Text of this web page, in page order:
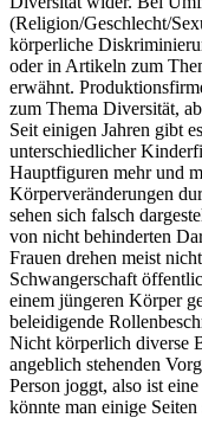
(Religion/Geschlecht/
körperliche
oder in Artikeln zum
erwähnt.
zum Thema Diversität,
Seit einigen Jahren gibt
unterschiedlicher
Hauptfiguren mehr und
Körperveränderungen
sehen sich falsch
von nicht behinderten
Frauen drehen meist
Schwangerschaft
einem jüngeren Körper
beleidigende
Nicht körperlich diverse
angeblich stehenden
Person joggt, also ist
könnte man einige